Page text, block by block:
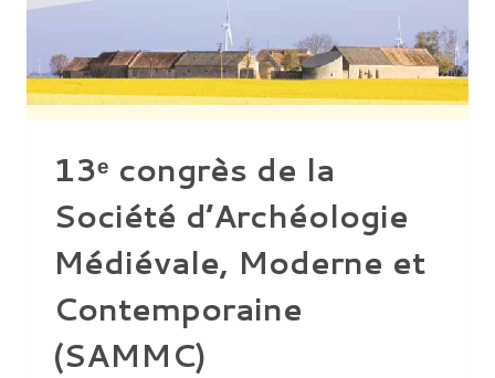
GONUR
AU
TURKMÉNISTAN »
13ᵉ congrès de la
Société d’Archéologie
Médiévale, Moderne et
Contemporaine
(SAMMC)